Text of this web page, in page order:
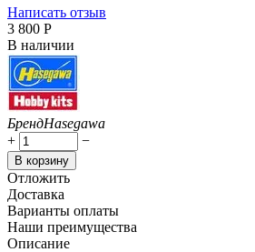
Написать отзыв
3 800 Р
В наличии
БрендHasegawa
+
−
В корзину
Отложить
Доставка
Варианты оплаты
Наши преимущества
Описание